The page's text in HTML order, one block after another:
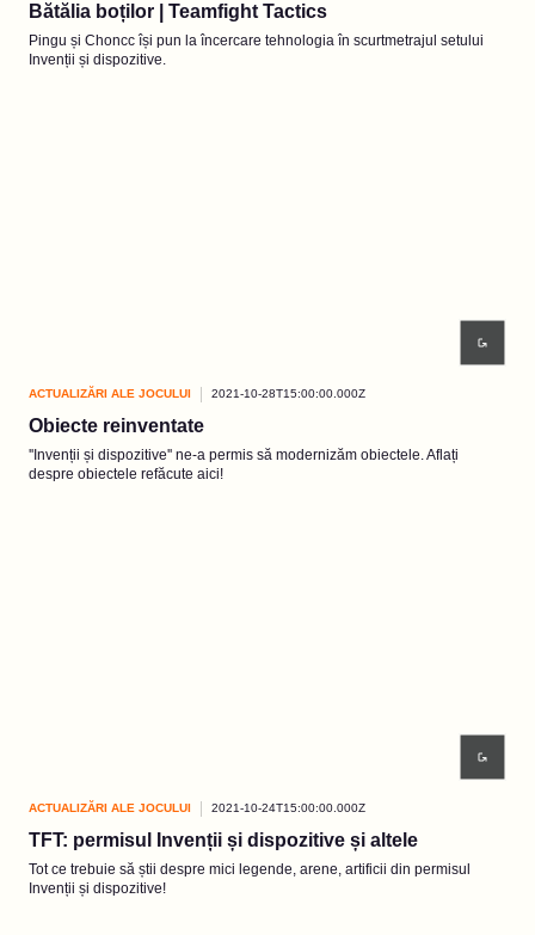
Bătălia boților | Teamfight Tactics
Pingu și Choncc își pun la încercare tehnologia în scurtmetrajul setului
Invenții și dispozitive.
ACTUALIZĂRI ALE JOCULUI 2021-10-28T15:00:00.000Z
Obiecte reinventate
''Invenții și dispozitive'' ne-a permis să modernizăm obiectele. Aflați
despre obiectele refăcute aici!
ACTUALIZĂRI ALE JOCULUI 2021-10-24T15:00:00.000Z
TFT: permisul Invenții și dispozitive și altele
Tot ce trebuie să știi despre mici legende, arene, artificii din permisul
Invenții și dispozitive!